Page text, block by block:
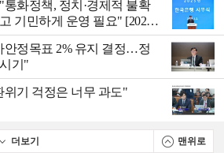
화정책, 정치·경제적 불확
기민하게 운영 필요" [2025
안정목표 2% 유지 결정…정
기"
기 걱정은 너무 과도"
더보기 맨위로